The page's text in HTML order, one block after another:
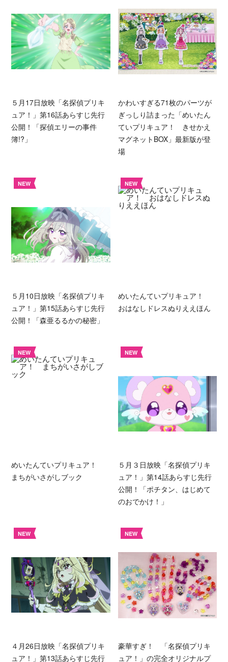
５月17日放映「名探偵プリキ
ュア！」第16話あらすじ先行
公開！「探偵エリーの事件
簿!?」
かわいすぎる71枚のパーツが
ぎっしり詰まった「めいたん
ていプリキュア！ きせかえ
マグネットBOX」最新版が登
場
NEW
５月10日放映「名探偵プリキ
ュア！」第15話あらすじ先行
公開！「森亜るるかの秘密」
NEW
めいたんていプリキュア！
おはなしドレスぬりええほん
NEW
めいたんていプリキュア！
まちがいさがしブック
NEW
５月３日放映「名探偵プリキ
ュア！」第14話あらすじ先行
公開！「ポチタン、はじめて
のおでかけ！」
NEW
４月26日放映「名探偵プリキ
ュア！」第13話あらすじ先行
NEW
豪華すぎ！ 「名探偵プリキ
ュア！」の完全オリジナルプ